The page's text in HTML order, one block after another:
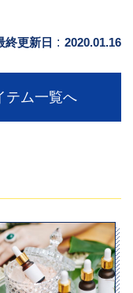
終更新日 : 2020.01.16
テム一覧へ